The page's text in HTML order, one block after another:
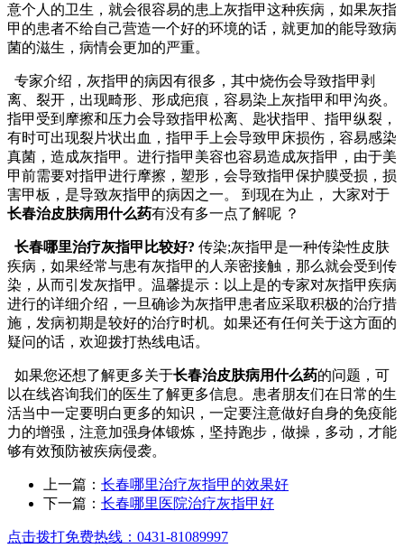
意个人的卫生，就会很容易的患上灰指甲这种疾病，如果灰指
甲的患者不给自己营造一个好的环境的话，就更加的能导致病
菌的滋生，病情会更加的严重。
专家介绍，灰指甲的病因有很多，其中烧伤会导致指甲剥
离、裂开，出现畸形、形成疤痕，容易染上灰指甲和甲沟炎。
指甲受到摩擦和压力会导致指甲松离、匙状指甲、指甲纵裂，
有时可出现裂片状出血，指甲手上会导致甲床损伤，容易感染
真菌，造成灰指甲。进行指甲美容也容易造成灰指甲，由于美
甲前需要对指甲进行摩擦，塑形，会导致指甲保护膜受损，损
害甲板，是导致灰指甲的病因之一。 到现在为止， 大家对于
长春治皮肤病用什么药有没有多一点了解呢 ？
长春哪里治疗灰指甲比较好? 传染;灰指甲是一种传染性皮肤
疾病，如果经常与患有灰指甲的人亲密接触，那么就会受到传
染，从而引发灰指甲。温馨提示：以上是的专家对灰指甲疾病
进行的详细介绍，一旦确诊为灰指甲患者应采取积极的治疗措
施，发病初期是较好的治疗时机。如果还有任何关于这方面的
疑问的话，欢迎拨打热线电话。
如果您还想了解更多关于长春治皮肤病用什么药的问题，可
以在线咨询我们的医生了解更多信息。患者朋友们在日常的生
活当中一定要明白更多的知识，一定要注意做好自身的免疫能
力的增强，注意加强身体锻炼，坚持跑步，做操，多动，才能
够有效预防被疾病侵袭。
上一篇： 长春哪里治疗灰指甲的效果好
下一篇： 长春哪里医院治疗灰指甲好
点击拨打免费热线：0431-81089997